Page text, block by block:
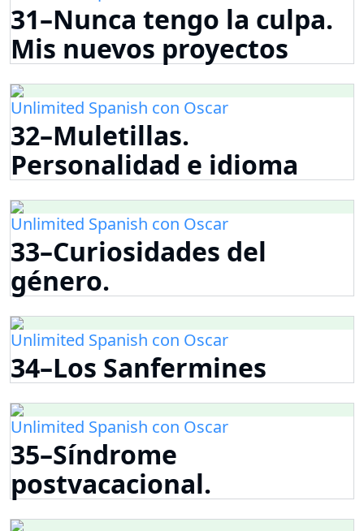
31–Nunca tengo la culpa.
Mis nuevos proyectos
Unlimited Spanish con Oscar
32–Muletillas.
Personalidad e idioma
Unlimited Spanish con Oscar
33–Curiosidades del
género.
Unlimited Spanish con Oscar
34–Los Sanfermines
Unlimited Spanish con Oscar
35–Síndrome
postvacacional.